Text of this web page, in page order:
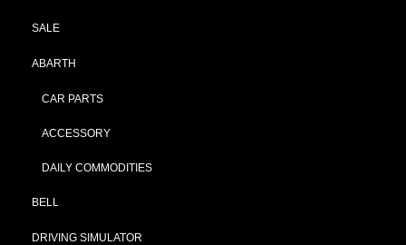
SALE
ABARTH
CAR PARTS
ACCESSORY
DAILY COMMODITIES
BELL
DRIVING SIMULATOR